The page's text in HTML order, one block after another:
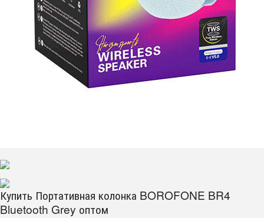
Купить Портативная колонка BOROFONE BR4
Bluetooth Grey оптом